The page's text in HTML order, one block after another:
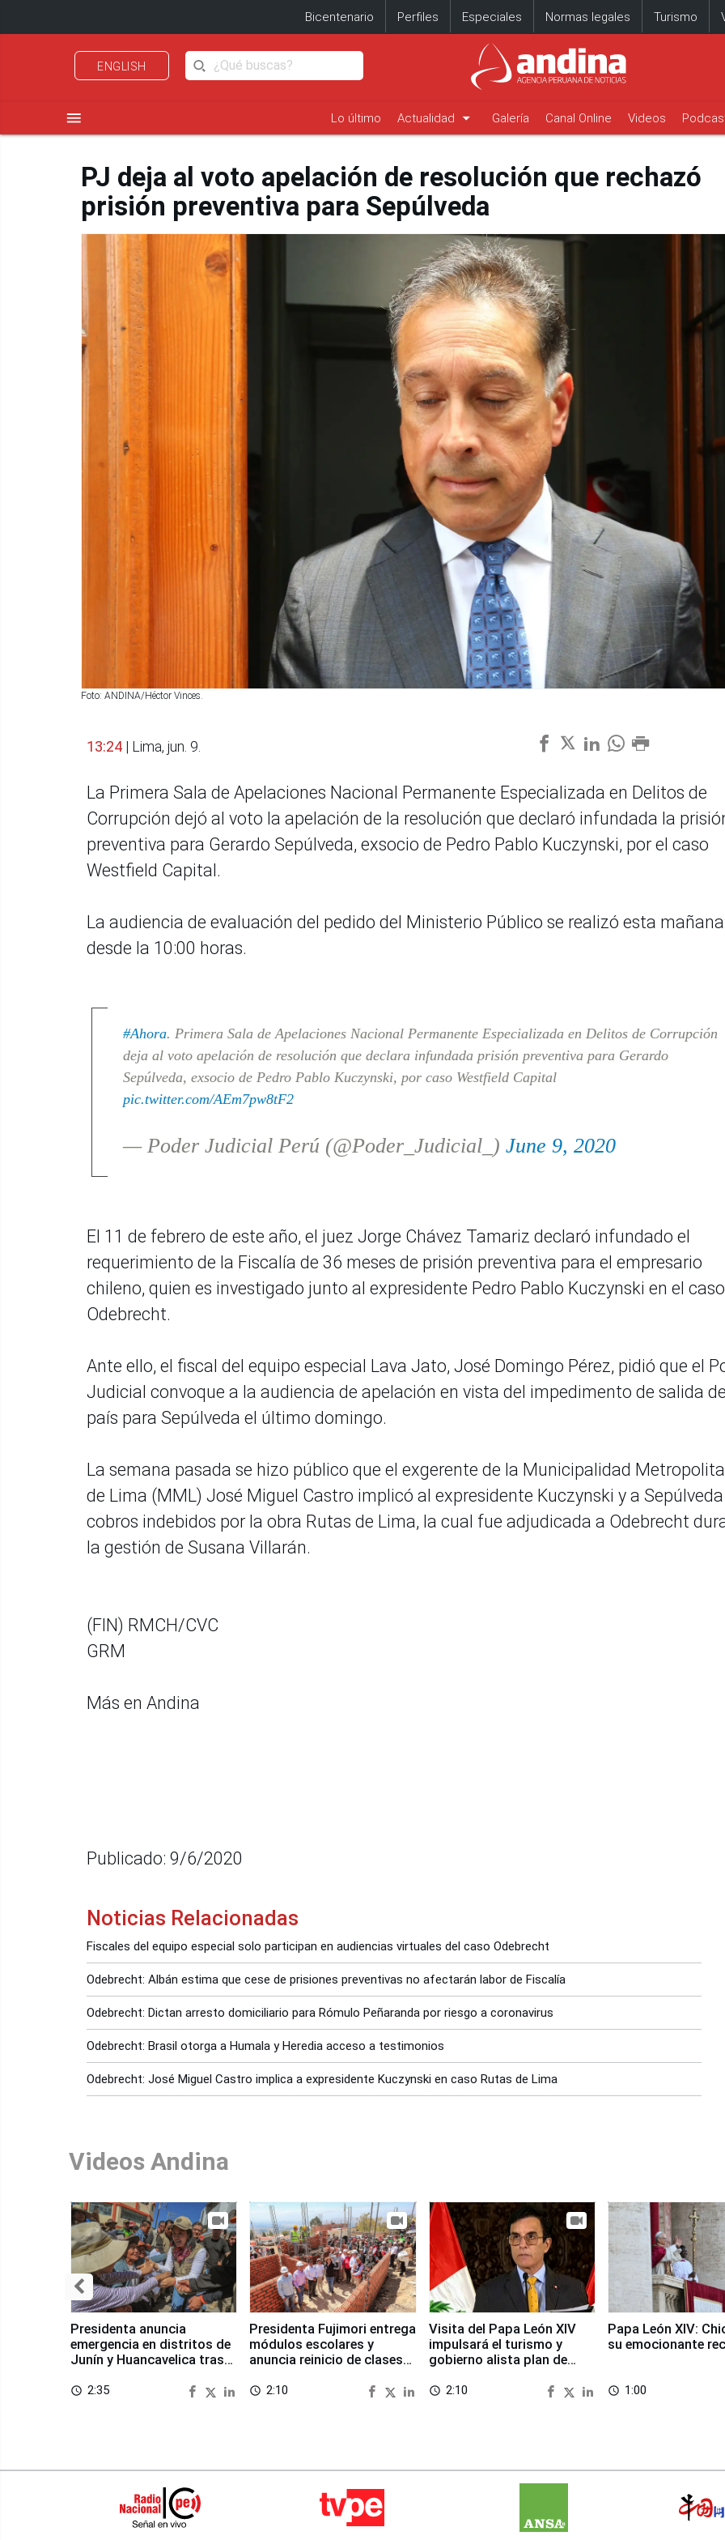
Bicentenario Perfiles Especiales Normas legales Turismo
ENGLISH
menu Lo último Actualidad arrow_drop_down Galería Canal Online Videos
PJ deja al voto apelación de resolución que rechazó
prisión preventiva para Sepúlveda
Foto: ANDINA/Héctor Vinces.
13:24 | Lima, jun. 9.
La Primera Sala de Apelaciones Nacional Permanente Especializada en Delitos de
Corrupción dejó al voto la apelación de la resolución que declaró infundada la
preventiva para Gerardo Sepúlveda, exsocio de Pedro Pablo Kuczynski, por el caso
Westfield Capital.
La audiencia de evaluación del pedido del Ministerio Público se realizó esta mañana
desde la 10:00 horas.
#Ahora. Primera Sala de Apelaciones Nacional Permanente Especializada en Delitos de Corrupción
deja al voto apelación de resolución que declara infundada prisión preventiva para Gerardo
Sepúlveda, exsocio de Pedro Pablo Kuczynski, por caso Westfield Capital
pic.twitter.com/AEm7pw8tF2
— Poder Judicial Perú (@Poder_Judicial_) June 9, 2020
El 11 de febrero de este año, el juez Jorge Chávez Tamariz declaró infundado el
requerimiento de la Fiscalía de 36 meses de prisión preventiva para el empresario
chileno, quien es investigado junto al expresidente Pedro Pablo Kuczynski en el caso
Odebrecht.
Ante ello, el fiscal del equipo especial Lava Jato, José Domingo Pérez, pidió que el
Judicial convoque a la audiencia de apelación en vista del impedimento de salida
país para Sepúlveda el último domingo.
La semana pasada se hizo público que el exgerente de la Municipalidad
de Lima (MML) José Miguel Castro implicó al expresidente Kuczynski y a Sepúlveda
cobros indebidos por la obra Rutas de Lima, la cual fue adjudicada a Odebrecht
la gestión de Susana Villarán.
(FIN) RMCH/CVC
GRM
Más en Andina
Publicado: 9/6/2020
Noticias Relacionadas
Fiscales del equipo especial solo participan en audiencias virtuales del caso Odebrecht
Odebrecht: Albán estima que cese de prisiones preventivas no afectarán labor de Fiscalía
Odebrecht: Dictan arresto domiciliario para Rómulo Peñaranda por riesgo a coronavirus
Odebrecht: Brasil otorga a Humala y Heredia acceso a testimonios
Odebrecht: José Miguel Castro implica a expresidente Kuczynski en caso Rutas de Lima
Videos Andina
Presidenta anuncia
emergencia en distritos de
Junín y Huancavelica tras
access_time 2:35
Presidenta Fujimori entrega
módulos escolares y
anuncia reinicio de clases
access_time 2:10
Visita del Papa León XIV
impulsará el turismo y
gobierno alista plan de
access_time 2:10
Papa León XIV:
su emocionante
access_time 1:00